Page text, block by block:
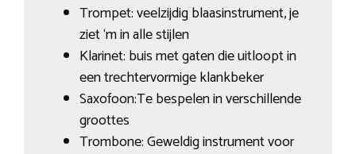
Trompet: veelzijdig blaasinstrument, je
ziet ‘m in alle stijlen
Klarinet: buis met gaten die uitloopt in
een trechtervormige klankbeker
Saxofoon:Te bespelen in verschillende
groottes
Trombone: Geweldig instrument voor